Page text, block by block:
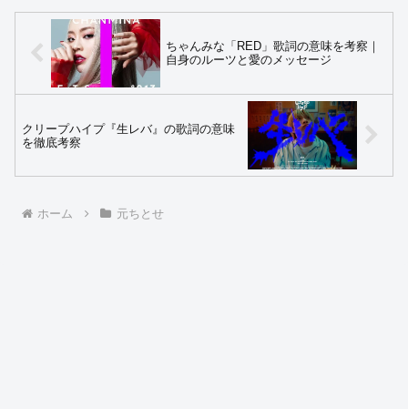
ちゃんみな「RED」歌詞の意味を考察｜
自身のルーツと愛のメッセージ
クリープハイプ『生レバ』の歌詞の意味
を徹底考察
ホーム 元ちとせ